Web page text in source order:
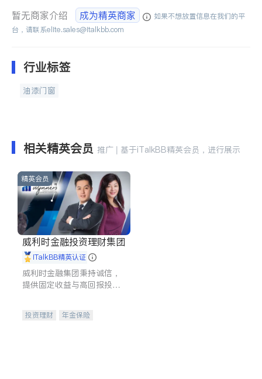
暂无商家介绍 成为精英商家
如果不想放置信息在我们的平
台，请联系elite.sales@italkbb.com
行业标签
油漆门窗
相关精英会员 推广 | 基于iTalkBB精英会员，进行展示
精英会员
威利时金融投资理财集团
iTalkBB精英认证
威利时金融集团秉持诚信，
提供固定收益与高回报投资
合，助力客户实现目标
投资理财
年金保险